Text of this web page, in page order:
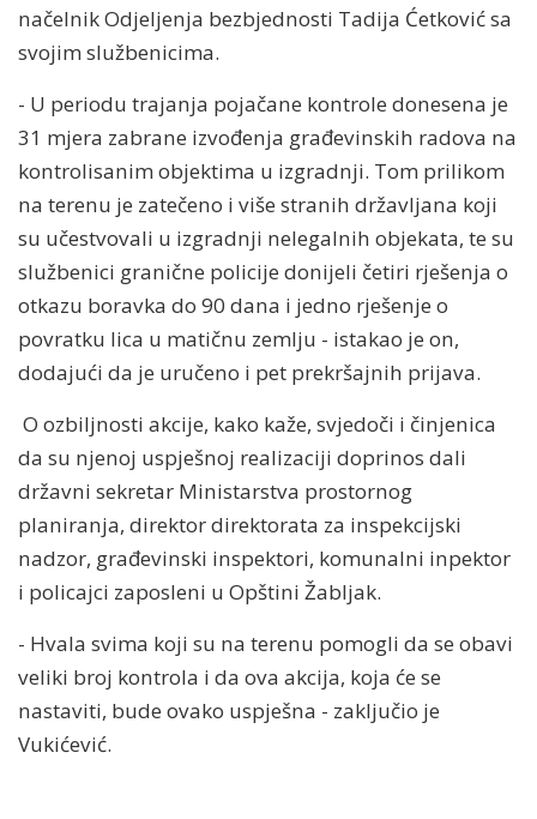
načelnik Odjeljenja bezbjednosti Tadija Ćetković sa
svojim službenicima.
- U periodu trajanja pojačane kontrole donesena je
31 mjera zabrane izvođenja građevinskih radova na
kontrolisanim objektima u izgradnji. Tom prilikom
na terenu je zatečeno i više stranih državljana koji
su učestvovali u izgradnji nelegalnih objekata, te su
službenici granične policije donijeli četiri rješenja o
otkazu boravka do 90 dana i jedno rješenje o
povratku lica u matičnu zemlju - istakao je on,
dodajući da je uručeno i pet prekršajnih prijava.
O ozbiljnosti akcije, kako kaže, svjedoči i činjenica
da su njenoj uspješnoj realizaciji doprinos dali
državni sekretar Ministarstva prostornog
planiranja, direktor direktorata za inspekcijski
nadzor, građevinski inspektori, komunalni inpektor
i policajci zaposleni u Opštini Žabljak.
- Hvala svima koji su na terenu pomogli da se obavi
veliki broj kontrola i da ova akcija, koja će se
nastaviti, bude ovako uspješna - zaključio je
Vukićević.